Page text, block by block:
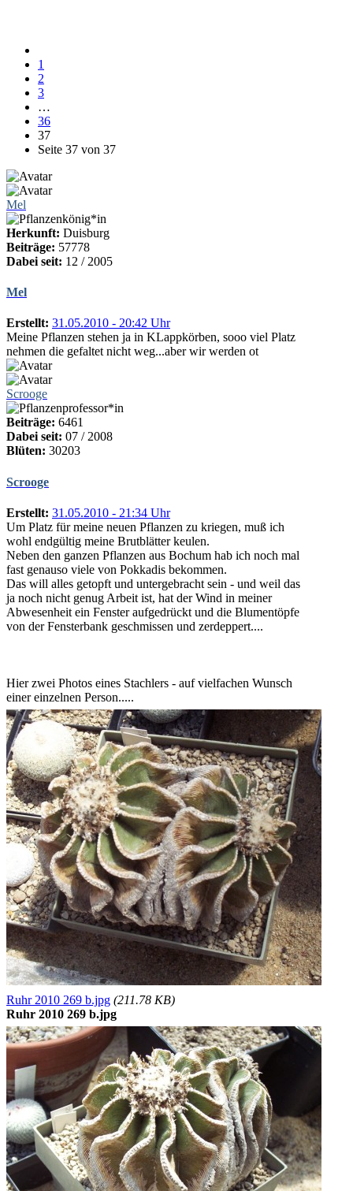
1
2
3
…
36
37
Seite 37 von 37
Mel
Herkunft: Duisburg
Beiträge: 57778
Dabei seit: 12 / 2005
Mel
Erstellt: 31.05.2010 - 20:42 Uhr
Meine Pflanzen stehen ja in KLappkörben, sooo viel Platz
nehmen die gefaltet nicht weg...aber wir werden ot
Scrooge
Beiträge: 6461
Dabei seit: 07 / 2008
Blüten: 30203
Scrooge
Erstellt: 31.05.2010 - 21:34 Uhr
Um Platz für meine neuen Pflanzen zu kriegen, muß ich
wohl endgültig meine Brutblätter keulen.
Neben den ganzen Pflanzen aus Bochum hab ich noch mal
fast genauso viele von Pokkadis bekommen.
Das will alles getopft und untergebracht sein - und weil das
ja noch nicht genug Arbeit ist, hat der Wind in meiner
Abwesenheit ein Fenster aufgedrückt und die Blumentöpfe
von der Fensterbank geschmissen und zerdeppert....
Hier zwei Photos eines Stachlers - auf vielfachen Wunsch
einer einzelnen Person.....
Ruhr 2010 269 b.jpg (211.78 KB)
Ruhr 2010 269 b.jpg